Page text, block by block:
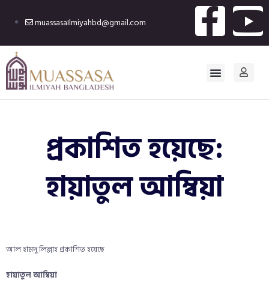
muassasaIlmiyahbd@gmail.com
প্রকাশিত হয়েছে:
হায়াতুল আম্বিয়া
আল হামদু লিল্লাহ প্রকাশিত হয়েছে
হায়াতুল আম্বিয়া